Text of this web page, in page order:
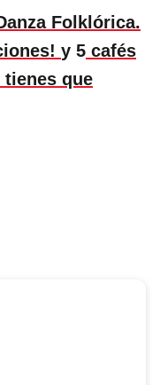
Folklórica.
y 5 cafés
tienes que